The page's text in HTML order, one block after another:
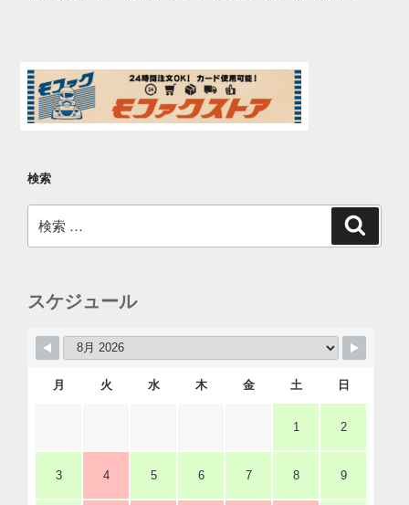
検索
索:
スケジュール
月 火 水 木 金 土 日
1 2
3 4 5 6 7 8 9